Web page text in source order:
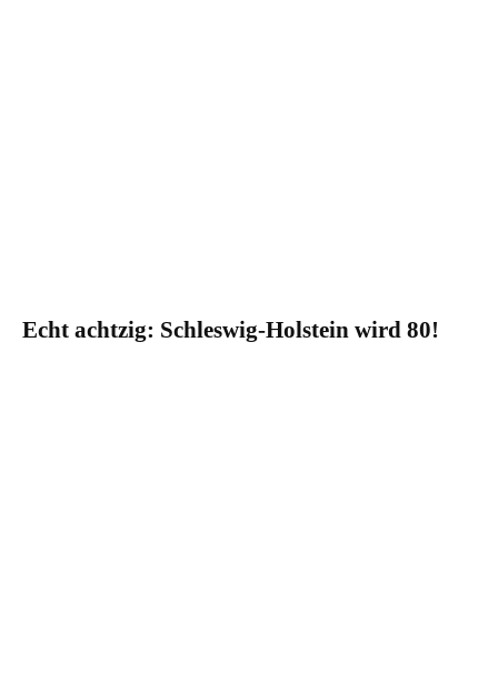
Echt achtzig: Schleswig-Holstein wird 80!